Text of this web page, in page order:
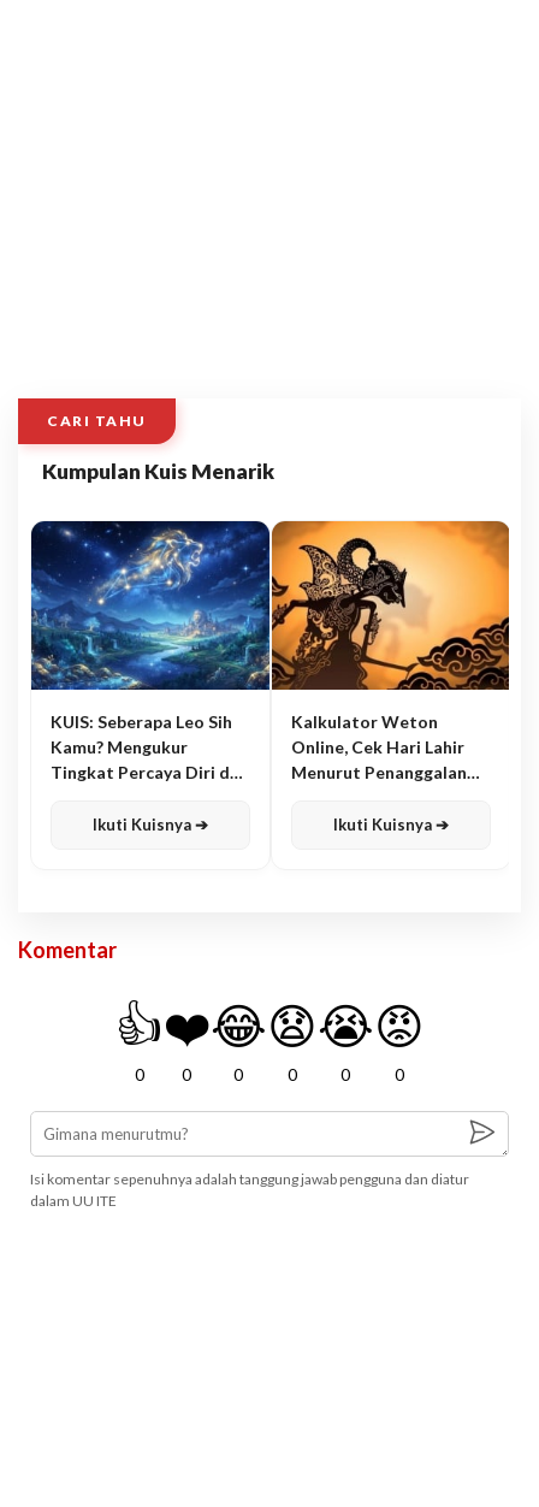
CARI TAHU
Kumpulan Kuis Menarik
KUIS: Seberapa Leo Sih
Kamu? Mengukur
Tingkat Percaya Diri dan
Ikuti Kuisnya ➔
Kalkulator Weton
Online, Cek Hari Lahir
Menurut Penanggalan
Ikuti Kuisnya ➔
Komentar
👍
0
❤️
0
😂
0
😧
0
😭
0
😡
0
Isi komentar sepenuhnya adalah tanggung jawab pengguna dan diatur
dalam UU ITE